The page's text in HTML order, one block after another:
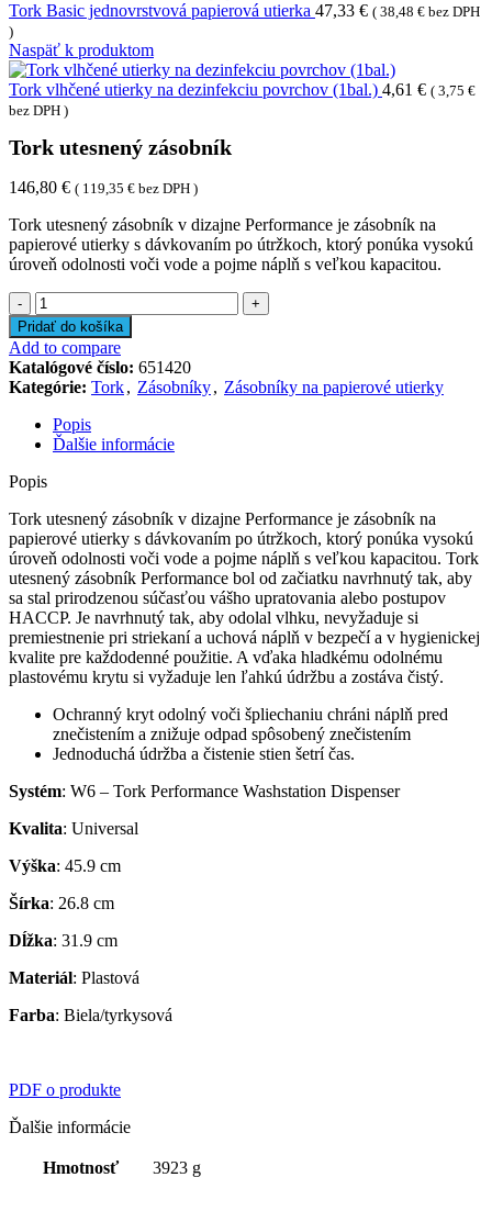
Tork Basic jednovrstvová papierová utierka 47,33 € ( 38,48 € bez DPH
)
Naspäť k produktom
Tork vlhčené utierky na dezinfekciu povrchov (1bal.) 4,61 € ( 3,75 €
bez DPH )
Tork utesnený zásobník
146,80 € ( 119,35 € bez DPH )
Tork utesnený zásobník v dizajne Performance je zásobník na
papierové utierky s dávkovaním po útržkoch, ktorý ponúka vysokú
úroveň odolnosti voči vode a pojme náplň s veľkou kapacitou.
množstvo
Tork
utesnený
zásobník
Pridať do košíka
Add to compare
Katalógové číslo: 651420
Kategórie: Tork, Zásobníky, Zásobníky na papierové utierky
Popis
Ďalšie informácie
Popis
Tork utesnený zásobník v dizajne Performance je zásobník na
papierové utierky s dávkovaním po útržkoch, ktorý ponúka vysokú
úroveň odolnosti voči vode a pojme náplň s veľkou kapacitou. Tork
utesnený zásobník Performance bol od začiatku navrhnutý tak, aby
sa stal prirodzenou súčasťou vášho upratovania alebo postupov
HACCP. Je navrhnutý tak, aby odolal vlhku, nevyžaduje si
premiestnenie pri striekaní a uchová náplň v bezpečí a v hygienickej
kvalite pre každodenné použitie. A vďaka hladkému odolnému
plastovému krytu si vyžaduje len ľahkú údržbu a zostáva čistý.
Ochranný kryt odolný voči špliechaniu chráni náplň pred
znečistením a znižuje odpad spôsobený znečistením
Jednoduchá údržba a čistenie stien šetrí čas.
Systém: W6 – Tork Performance Washstation Dispenser
Kvalita: Universal
Výška: 45.9 cm
Šírka: 26.8 cm
Dĺžka: 31.9 cm
Materiál: Plastová
Farba: Biela/tyrkysová
PDF o produkte
Ďalšie informácie
Hmotnosť 3923 g